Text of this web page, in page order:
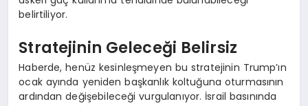
belirtiliyor.
Stratejinin Geleceği Belirsiz
Haberde, henüz kesinleşmeyen bu stratejinin Trump’ın
ocak ayında yeniden başkanlık koltuğuna oturmasının
ardından değişebileceği vurgulanıyor. İsrail basınında